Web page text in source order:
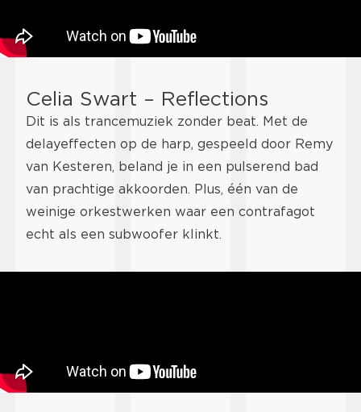
Celia Swart – Reflections
Dit is als trancemuziek zonder beat. Met de
delayeffecten op de harp, gespeeld door Remy
van Kesteren, beland je in een pulserend bad
van prachtige akkoorden. Plus, één van de
weinige orkestwerken waar een contrafagot
echt als een subwoofer klinkt.